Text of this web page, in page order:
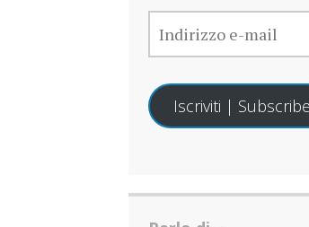
INDIRIZZO
E-
MAIL
Iscriviti | Subscribe